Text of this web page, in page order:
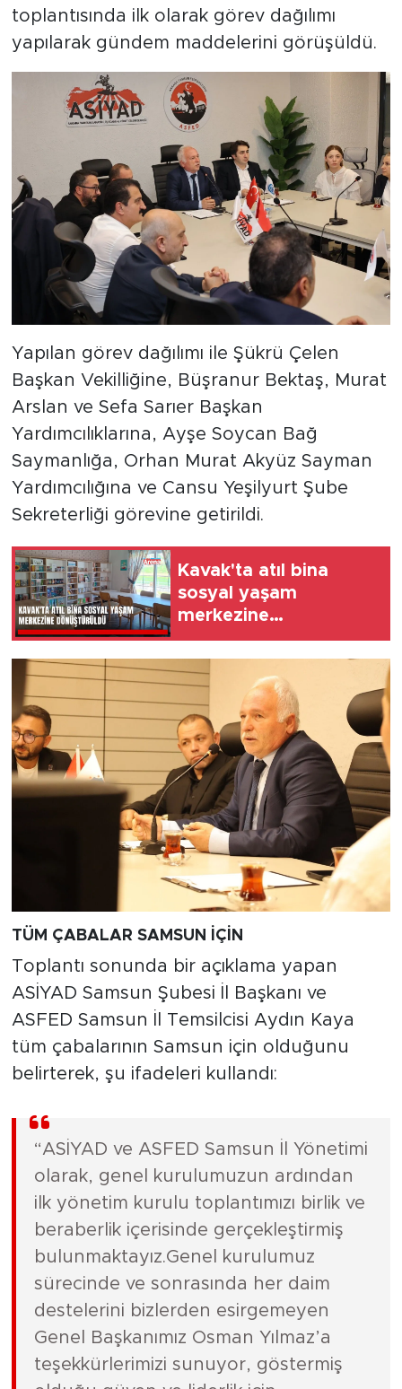
toplantısında ilk olarak görev dağılımı
yapılarak gündem maddelerini görüşüldü.
Yapılan görev dağılımı ile Şükrü Çelen
Başkan Vekilliğine, Büşranur Bektaş, Murat
Arslan ve Sefa Sarıer Başkan
Yardımcılıklarına, Ayşe Soycan Bağ
Saymanlığa, Orhan Murat Akyüz Sayman
Yardımcılığına ve Cansu Yeşilyurt Şube
Sekreterliği görevine getirildi.
Kavak'ta atıl bina
sosyal yaşam
merkezine
dönüştürüldü
TÜM ÇABALAR SAMSUN İÇİN
Toplantı sonunda bir açıklama yapan
ASİYAD Samsun Şubesi İl Başkanı ve
ASFED Samsun İl Temsilcisi Aydın Kaya
tüm çabalarının Samsun için olduğunu
belirterek, şu ifadeleri kullandı:
“ASİYAD ve ASFED Samsun İl Yönetimi
olarak, genel kurulumuzun ardından
ilk yönetim kurulu toplantımızı birlik ve
beraberlik içerisinde gerçekleştirmiş
bulunmaktayız.Genel kurulumuz
sürecinde ve sonrasında her daim
destelerini bizlerden esirgemeyen
Genel Başkanımız Osman Yılmaz’a
teşekkürlerimizi sunuyor, göstermiş